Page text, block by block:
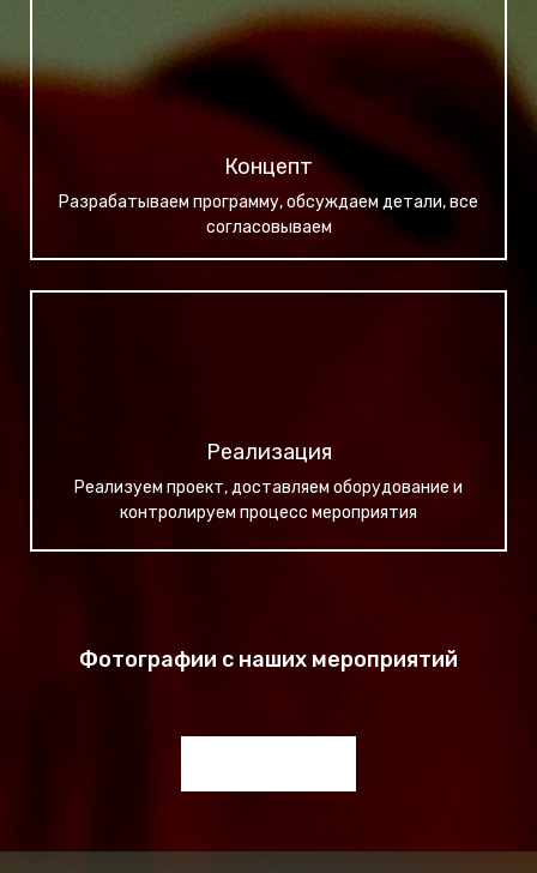
Концепт
Разрабатываем программу, обсуждаем детали, все
согласовываем
Реализация
Реализуем проект, доставляем оборудование и
контролируем процесс мероприятия
Фотографии с наших мероприятий